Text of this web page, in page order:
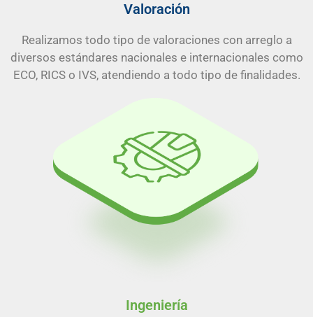
Valoración
Realizamos todo tipo de valoraciones con arreglo a
diversos estándares nacionales e internacionales como
ECO, RICS o IVS, atendiendo a todo tipo de finalidades.
Ingeniería